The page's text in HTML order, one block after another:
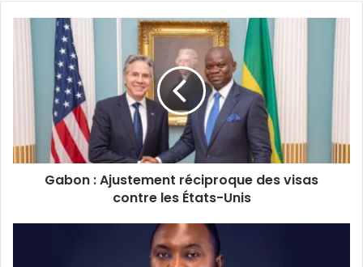
Gabon
Ajustement
réciproque
les
États-
Gabon : Ajustement réciproque des visas
contre les États-Unis